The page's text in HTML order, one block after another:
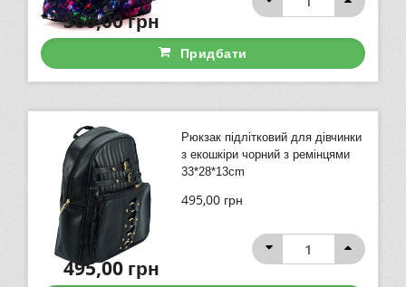
360,00грн
Придбати
Рюкзак підлітковий для дівчинки
з екошкіри чорний з ремінцями
33*28*13cm
495,00 грн
495,00грн